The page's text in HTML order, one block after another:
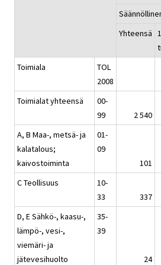
Yhteensä
Toimiala
TOL
2008
Toimialat yhteensä
00-
99
2 540
A, B Maa-, metsä- ja
kalatalous;
kaivostoiminta
01-
09
101
C Teollisuus
10-
33
337
D, E Sähkö-, kaasu-,
lämpö-, vesi-,
viemäri- ja
jätevesihuolto
35-
39
24